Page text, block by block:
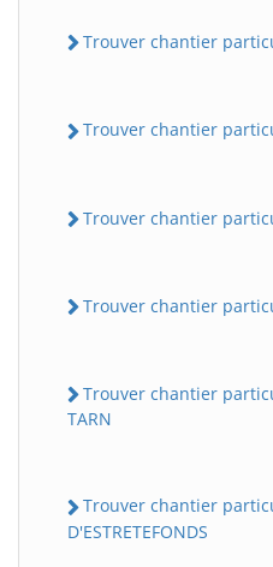
Trouver chantier
Trouver chantier
Trouver chantier
Trouver chantier
Trouver chantier
TARN
Trouver chantier
D'ESTRETEFONDS